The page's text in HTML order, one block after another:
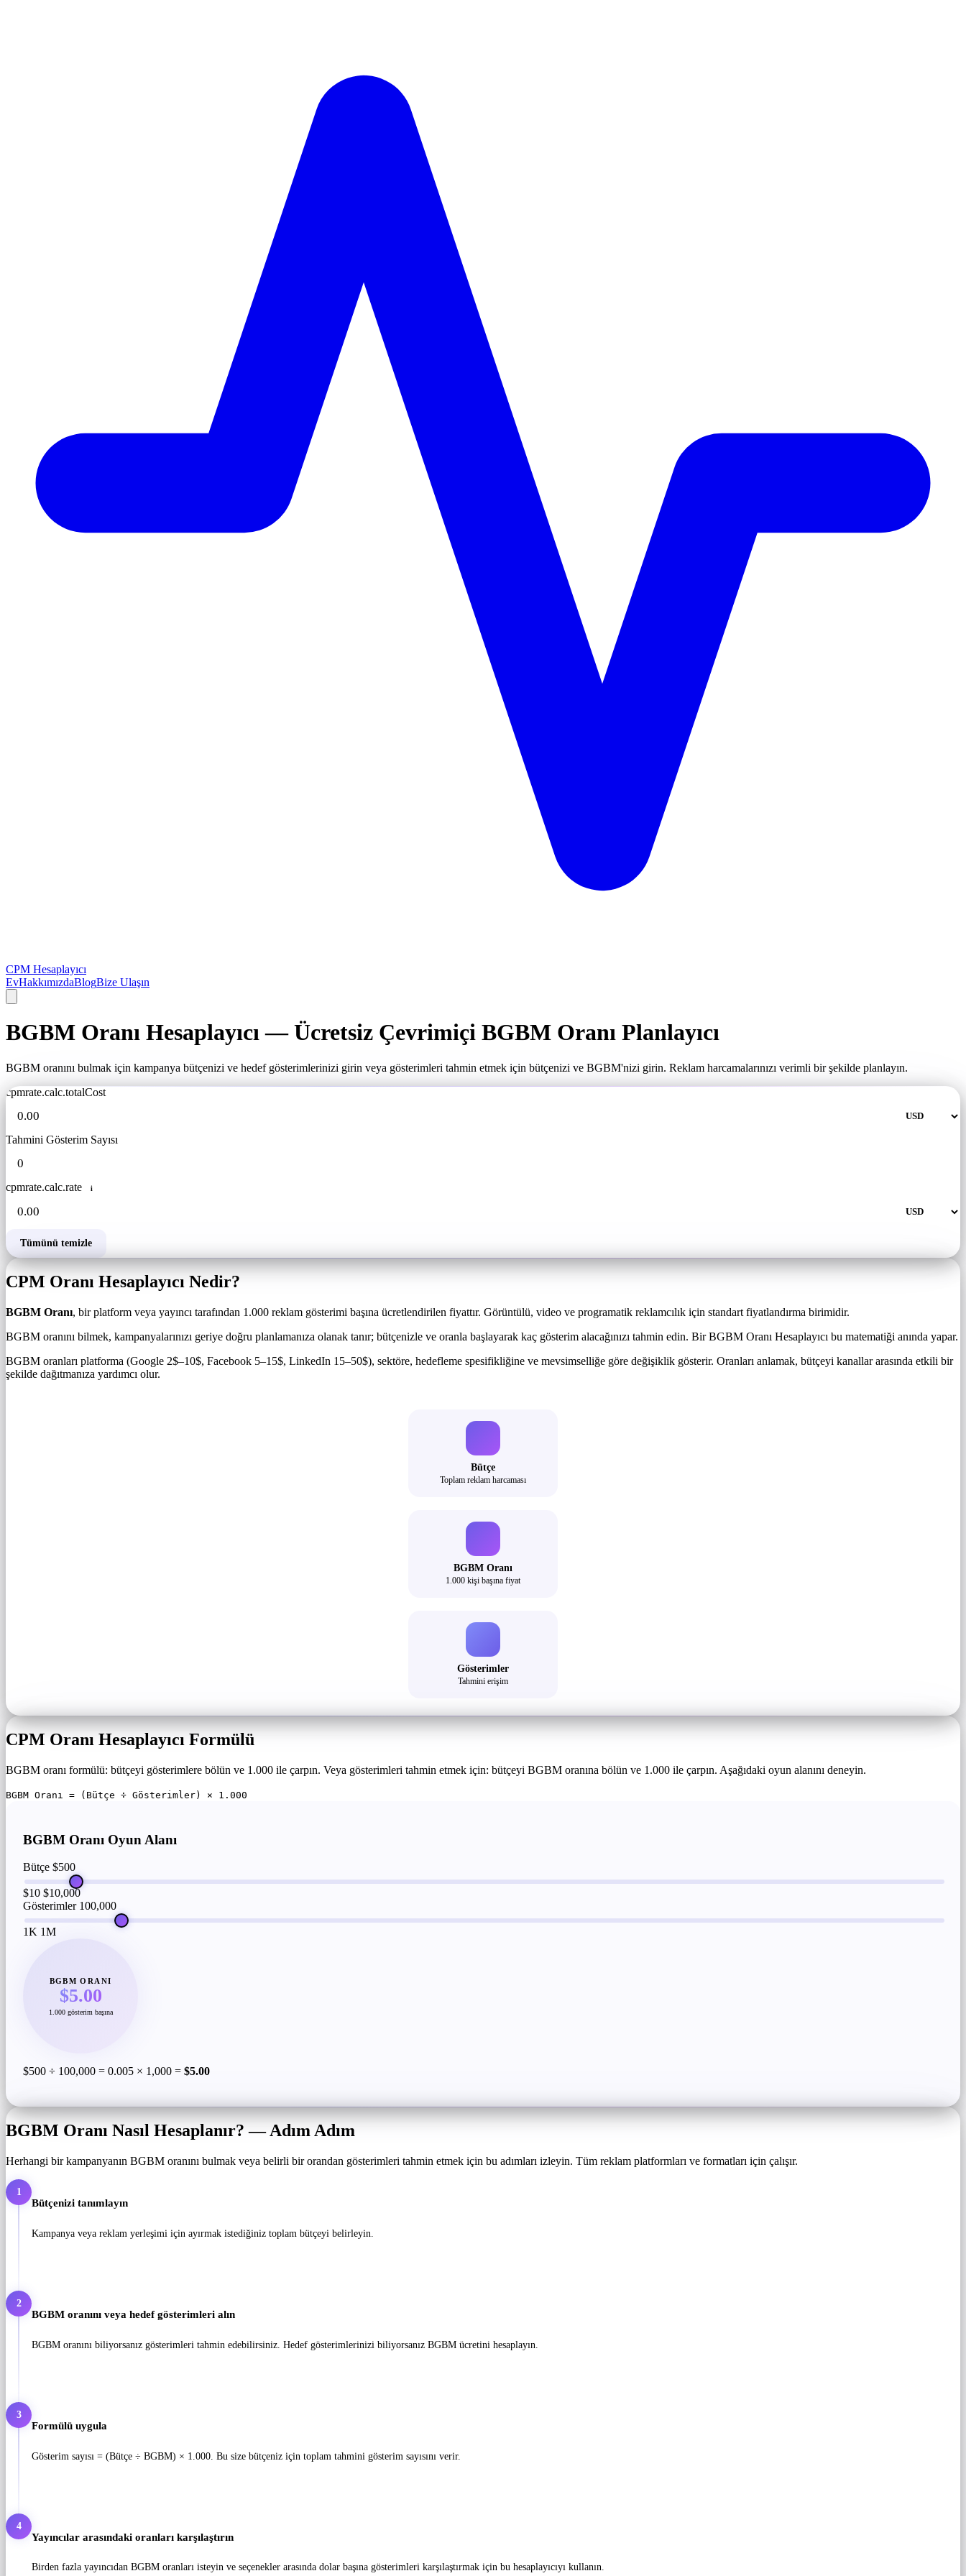
CPM Hesaplayıcı
EvHakkımızdaBlogBize Ulaşın
BGBM Oranı Hesaplayıcı — Ücretsiz Çevrimiçi BGBM Oranı Planlayıcı
BGBM oranını bulmak için kampanya bütçenizi ve hedef gösterimlerinizi girin veya gösterimleri tahmin etmek için bütçenizi ve BGBM'nizi girin. Reklam harcamalarınızı verimli bir şekilde planlayın.
cpmrate.calc.totalCost
Tahmini Gösterim Sayısı
cpmrate.calc.rate i
Tümünü temizle
CPM Oranı Hesaplayıcı Nedir?
BGBM Oranı, bir platform veya yayıncı tarafından 1.000 reklam gösterimi başına ücretlendirilen fiyattır. Görüntülü, video ve programatik reklamcılık için standart fiyatlandırma birimidir.
BGBM oranını bilmek, kampanyalarınızı geriye doğru planlamanıza olanak tanır; bütçenizle ve oranla başlayarak kaç gösterim alacağınızı tahmin edin. Bir BGBM Oranı Hesaplayıcı bu matematiği anında yapar.
BGBM oranları platforma (Google 2$–10$, Facebook 5–15$, LinkedIn 15–50$), sektöre, hedefleme spesifikliğine ve mevsimselliğe göre değişiklik gösterir. Oranları anlamak, bütçeyi kanallar arasında etkili bir
şekilde dağıtmanıza yardımcı olur.
Bütçe
Toplam reklam harcaması
BGBM Oranı
1.000 kişi başına fiyat
Gösterimler
Tahmini erişim
CPM Oranı Hesaplayıcı Formülü
BGBM oranı formülü: bütçeyi gösterimlere bölün ve 1.000 ile çarpın. Veya gösterimleri tahmin etmek için: bütçeyi BGBM oranına bölün ve 1.000 ile çarpın. Aşağıdaki oyun alanını deneyin.
BGBM Oranı = (Bütçe ÷ Gösterimler) × 1.000
BGBM Oranı Oyun Alanı
Bütçe $500
$10 $10,000
Gösterimler 100,000
1K 1M
BGBM ORANI
$5.00
1.000 gösterim başına
$500 ÷ 100,000 = 0.005 × 1,000 = $5.00
BGBM Oranı Nasıl Hesaplanır? — Adım Adım
Herhangi bir kampanyanın BGBM oranını bulmak veya belirli bir orandan gösterimleri tahmin etmek için bu adımları izleyin. Tüm reklam platformları ve formatları için çalışır.
1
Bütçenizi tanımlayın
Kampanya veya reklam yerleşimi için ayırmak istediğiniz toplam bütçeyi belirleyin.
2
BGBM oranını veya hedef gösterimleri alın
BGBM oranını biliyorsanız gösterimleri tahmin edebilirsiniz. Hedef gösterimlerinizi biliyorsanız BGBM ücretini hesaplayın.
3
Formülü uygula
Gösterim sayısı = (Bütçe ÷ BGBM) × 1.000. Bu size bütçeniz için toplam tahmini gösterim sayısını verir.
4
Yayıncılar arasındaki oranları karşılaştırın
Birden fazla yayıncıdan BGBM oranları isteyin ve seçenekler arasında dolar başına gösterimleri karşılaştırmak için bu hesaplayıcıyı kullanın.